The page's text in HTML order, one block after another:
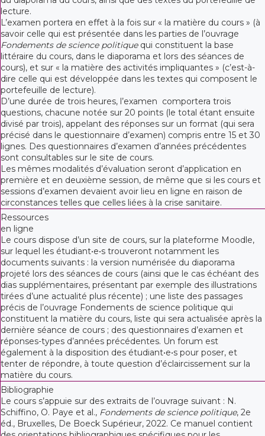
lecture.
L’examen portera en effet à la fois sur « la matière du cours » (à
savoir celle qui est présentée dans les parties de l’ouvrage
Fondements de science politiquequi constituent la base
littéraire du cours, dans le diaporama et lors des séances de
cours), et sur « la matière des activités impliquantes » (c’est-à-
dire celle qui est développée dans les textes qui composent le
portefeuille de lecture).
D’une durée de trois heures, l’examen comportera trois
questions, chacune notée sur 20 points (le total étant ensuite
divisé par trois), appelant des réponses sur un format (qui sera
précisé dans le questionnaire d’examen) compris entre 15 et 30
lignes. Des questionnaires d’examen d’années précédentes
sont consultables sur le site de cours.
Les mêmes modalités d’évaluation seront d’application en
première et en deuxième session, de même que si les cours et
sessions d’examen devaient avoir lieu en ligne en raison de
circonstances telles que celles liées à la crise sanitaire.
Ressources
en ligne
Le cours dispose d’un site de cours, sur la plateforme Moodle,
sur lequel les étudiant•e•s trouveront notamment les
documents suivants : la version numérisée du diaporama
projeté lors des séances de cours (ainsi que le cas échéant des
dias supplémentaires, présentant par exemple des illustrations
tirées d’une actualité plus récente) ; une liste des passages
précis de l’ouvrage Fondements de science politique qui
constituent la matière du cours, liste qui sera actualisée après la
dernière séance de cours ; des questionnaires d’examen et
réponses-types d’années précédentes. Un forum est
également à la disposition des étudiant•e•s pour poser, et
tenter de répondre, à toute question d’éclaircissement sur la
matière du cours.
Bibliographie
Le cours s’appuie sur des extraits de l’ouvrage suivant : N.
Schiffino, O. Paye et al., Fondements de science politique, 2e
éd., Bruxelles, De Boeck Supérieur, 2022. Ce manuel contient